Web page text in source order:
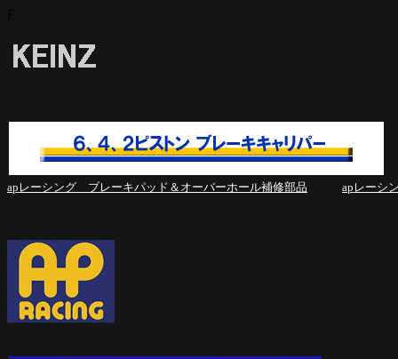
apレーシング ブレーキパッド＆オーバーホール補修部品 apレーシ